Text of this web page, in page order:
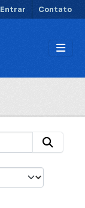
Entrar Contato